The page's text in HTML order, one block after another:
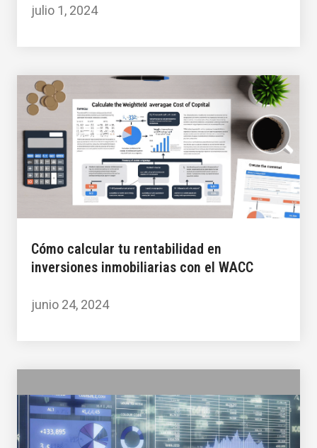
julio 1, 2024
Cómo calcular tu rentabilidad en
inversiones inmobiliarias con el WACC
junio 24, 2024